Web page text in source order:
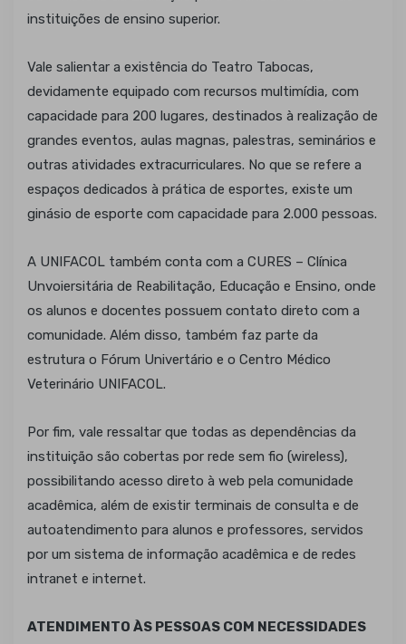
instituições de ensino superior.
Vale salientar a existência do Teatro Tabocas,
devidamente equipado com recursos multimídia, com
capacidade para 200 lugares, destinados à realização de
grandes eventos, aulas magnas, palestras, seminários e
outras atividades extracurriculares. No que se refere a
espaços dedicados à prática de esportes, existe um
ginásio de esporte com capacidade para 2.000 pessoas.
A UNIFACOL também conta com a CURES – Clínica
Unvoiersitária de Reabilitação, Educação e Ensino, onde
os alunos e docentes possuem contato direto com a
comunidade. Além disso, também faz parte da
estrutura o Fórum Univertário e o Centro Médico
Veterinário UNIFACOL.
Por fim, vale ressaltar que todas as dependências da
instituição são cobertas por rede sem fio (wireless),
possibilitando acesso direto à web pela comunidade
acadêmica, além de existir terminais de consulta e de
autoatendimento para alunos e professores, servidos
por um sistema de informação acadêmica e de redes
intranet e internet.
ATENDIMENTO ÀS PESSOAS COM NECESSIDADES